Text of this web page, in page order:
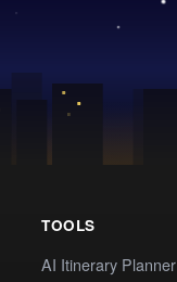
TOOLS
AI Itinerary Planner